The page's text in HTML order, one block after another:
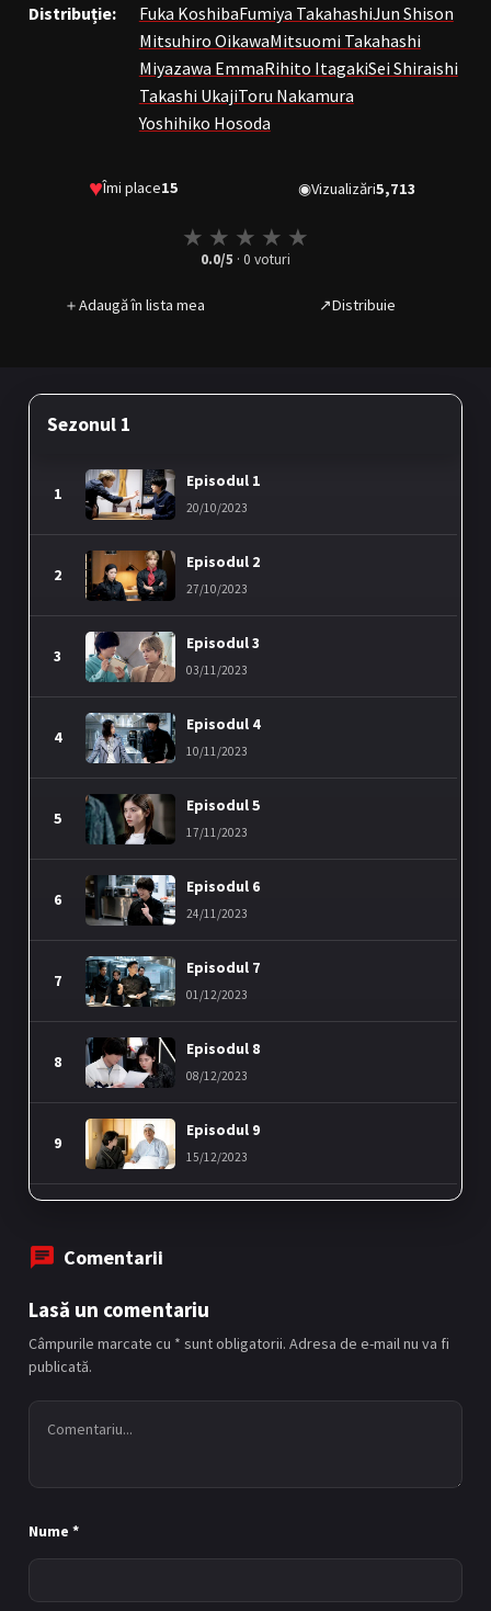
Distribuție:
Fuka KoshibaFumiya TakahashiJun Shison
Mitsuhiro OikawaMitsuomi Takahashi
Miyazawa EmmaRihito ItagakiSei Shiraishi
Takashi UkajiToru Nakamura
Yoshihiko Hosoda
♥Îmi place15
★ ★ ★ ★ ★
0.0/5 · 0 voturi
＋Adaugă în lista mea ↗Distribuie
◉Vizualizări5,713
Sezonul 1
1
Episodul 1
20/10/2023
2
Episodul 2
27/10/2023
3
Episodul 3
03/11/2023
4
Episodul 4
10/11/2023
5
Episodul 5
17/11/2023
6
Episodul 6
24/11/2023
7
Episodul 7
01/12/2023
8
Episodul 8
08/12/2023
9
Episodul 9
15/12/2023
Comentarii
Lasă un comentariu
Câmpurile marcate cu * sunt obligatorii. Adresa de e-mail nu va fi
publicată.
Nume *